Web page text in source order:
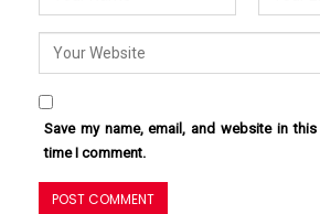
Save my name, email, and website in
time I comment.